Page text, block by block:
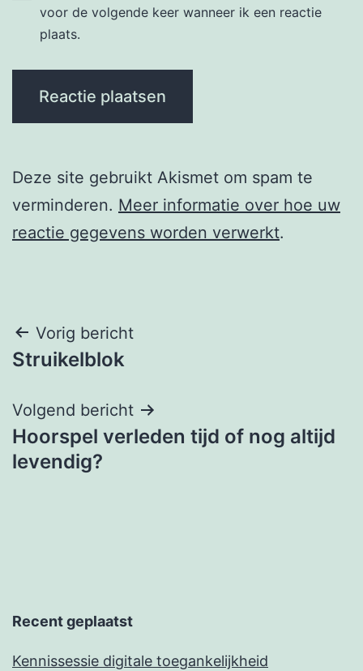
voor de volgende keer wanneer ik een reactie
plaats.
Deze site gebruikt Akismet om spam te
verminderen. Meer informatie over hoe uw
reactie gegevens worden verwerkt.
Berichtnavigatie
Vorig bericht
Struikelblok
Volgend bericht
Hoorspel verleden tijd of nog altijd
levendig?
Recent geplaatst
Kennissessie digitale toegankelijkheid